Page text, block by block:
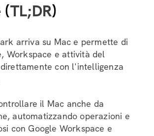
(TL;DR)
arriva su Mac e permette di
Workspace e attività del
con l'intelligenza
il Mac anche da
automatizzando operazioni e
con Google Workspace e